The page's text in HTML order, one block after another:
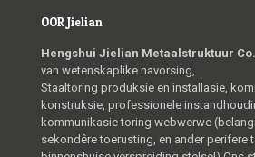
OOR Jielian
Hengshui Jielian Metaalstruktuur
van wetenskaplike navorsing,
Staaltoring produksie en installasie,
konstruksie, professionele
kommunikasie toring webwerwe
sekondêre toerusting, en ander perifere